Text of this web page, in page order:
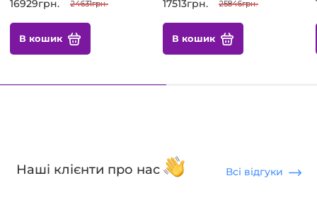
16929грн. 24631грн.
В кошик
17513грн. 25846грн.
В кошик
Наші клієнти про нас Всі відгуки